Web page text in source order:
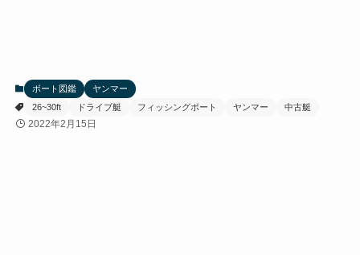
ボート図鑑
ヤンマー
26~30ft
ドライブ艇 フィッシングボート ヤンマー 中古艇
2022年2月15日